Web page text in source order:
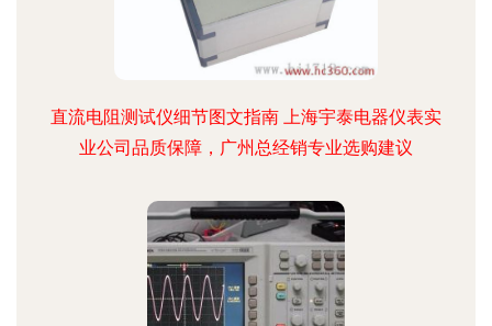
直流电阻测试仪细节图文指南 上海宇泰电器仪表实
业公司品质保障，广州总经销专业选购建议